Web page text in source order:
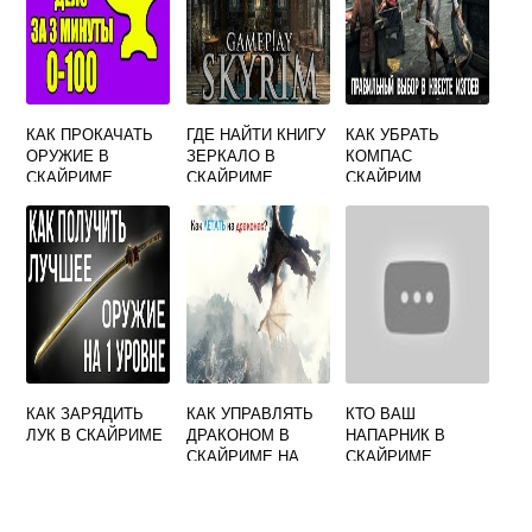
КАК ПРОКАЧАТЬ
ОРУЖИЕ В
СКАЙРИМЕ
ГДЕ НАЙТИ КНИГУ
ЗЕРКАЛО В
СКАЙРИМЕ
КАК УБРАТЬ
КОМПАС
СКАЙРИМ
КАК ЗАРЯДИТЬ
ЛУК В СКАЙРИМЕ
КАК УПРАВЛЯТЬ
ДРАКОНОМ В
СКАЙРИМЕ НА
КТО ВАШ
НАПАРНИК В
СКАЙРИМЕ